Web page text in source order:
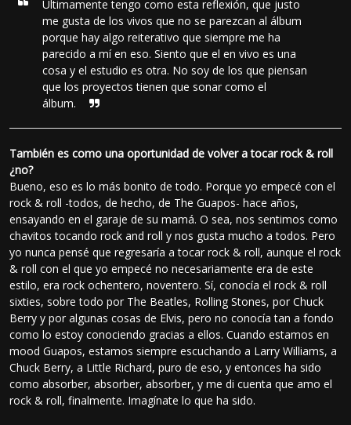
Últimamente tengo como esta reflexión, que justo
me gusta de los vivos que no se parezcan al álbum
porque hay algo reiterativo que siempre me ha
parecido a mí en eso. Siento que el en vivo es una
cosa y el estudio es otra. No soy de los que piensan
que los proyectos tienen que sonar como el
álbum.
También es como una oportunidad de volver a tocar rock & roll
¿no?
Bueno, eso es lo más bonito de todo. Porque yo empecé con el
rock & roll -todos, de hecho, de The Guapos- hace años,
ensayando en el garaje de su mamá. O sea, nos sentimos como
chavitos tocando rock and roll y nos gusta mucho a todos. Pero
yo nunca pensé que regresaría a tocar rock & roll, aunque el rock
& roll con el que yo empecé no necesariamente era de este
estilo, era rock ochentero, noventero. Sí, conocía el rock & roll
sixties, sobre todo por The Beatles, Rolling Stones, por Chuck
Berry y por algunas cosas de Elvis, pero no conocía tan a fondo
como lo estoy conociendo gracias a ellos. Cuando estamos en
mood Guapos, estamos siempre escuchando a Larry Williams, a
Chuck Berry, a Little Richard, puro de eso, y entonces ha sido
como absorber, absorber, absorber, y me di cuenta que amo el
rock & roll, finalmente. Imagínate lo que ha sido.